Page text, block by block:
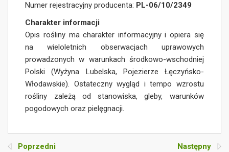
Numer rejestracyjny producenta: PL-06/10/2349
Charakter informacji
Opis rośliny ma charakter informacyjny i opiera się
na wieloletnich obserwacjach uprawowych
prowadzonych w warunkach środkowo-wschodniej
Polski (Wyżyna Lubelska, Pojezierze Łęczyńsko-
Włodawskie). Ostateczny wygląd i tempo wzrostu
rośliny zależą od stanowiska, gleby, warunków
pogodowych oraz pielęgnacji.
Poprzedni Następny